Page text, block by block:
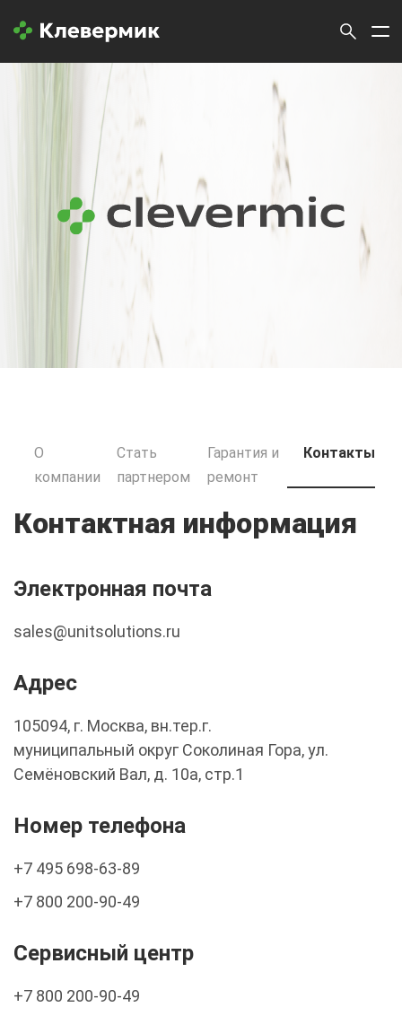
О
компании
Стать
партнером
Гарантия и
ремонт
Контакты
Контактная информация
Электронная почта
sales@unitsolutions.ru
Адрес
105094, г. Москва, вн.тер.г.
муниципальный округ Соколиная Гора, ул.
Семёновский Вал, д. 10а, стр.1
Номер телефона
+7 495 698-63-89
+7 800 200-90-49
Сервисный центр
+7 800 200-90-49